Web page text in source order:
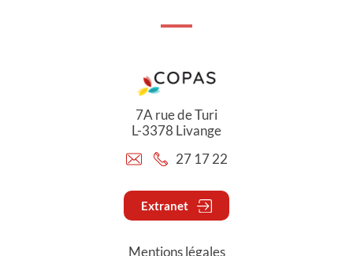
7A rue de Turi
L-3378 Livange
27 17 22
Extranet
Mentions légales